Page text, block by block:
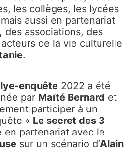
les collèges, les lycées
aussi en partenariat
des associations, des
de la vie culturelle
.
enquête 2022 a été
par Maïté Bernard et
participer à un
« Le secret des 3
en partenariat avec le
sur un scénario d’Alain